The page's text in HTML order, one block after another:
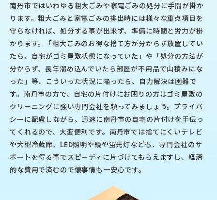
南丹市ではいわゆる粗大ごみや家電ごみの処分に手間が掛か
ります。粗大ごみと家電ごみの排出時には様々な重点項目を
守らなければ、処分する事が出来ず、準備に時間と労力が掛
かります。「粗大ごみのお得な捨て方が分からず放置してい
たら、自宅がゴミ屋敷状態になっていた」や「処分の方法が
分からず、長年溜め込んでいたら部屋が不用品で山積みにな
った」等、こういった状況に陥ったら、自力解決は困難で
す。南丹市の方で、自宅の片付けにお困りの方はゴミ屋敷の
クリーニングに強い専門会社を頼ってみましょう。プライバ
シーに配慮しながら、迅速に南丹市の自宅の片付けを手伝っ
てくれるので、大変便利です。南丹市では捨てにくいテレビ
や大型冷蔵庫、LED照明や鏡や蛍光灯なども、専門会社のサ
ポートを得る事でスピーディに片づけてもらえますし、経済
的な費用で済むので懐事情も一安心です。